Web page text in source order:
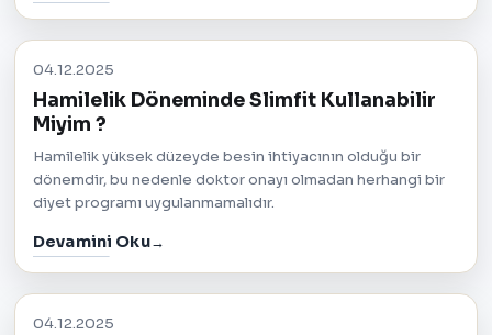
04.12.2025
Hamilelik Döneminde Slimfit Kullanabilir
Miyim ?
Hamilelik yüksek düzeyde besin ihtiyacının olduğu bir
dönemdir, bu nedenle doktor onayı olmadan herhangi bir
diyet programı uygulanmamalıdır.
Devamini Oku
04.12.2025